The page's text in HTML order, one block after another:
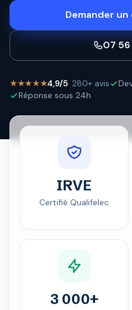
Demander
07 56
★★★★★4,9/5· 280+ avis
Réponse sous 24h
IRVE
Certifié Qualifelec
3 000+